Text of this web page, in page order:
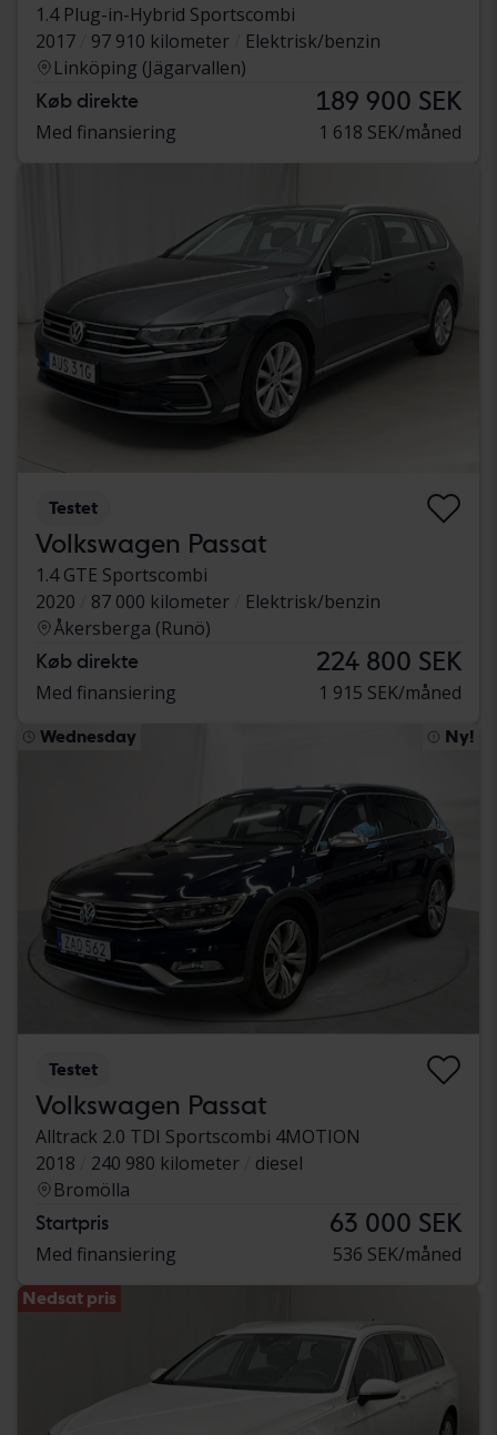
1.4 Plug-in-Hybrid Sportscombi
2017
97 910 kilometer
Elektrisk/benzin
Linköping (Jägarvallen)
Køb direkte 189 900 SEK
Med finansiering 1 618 SEK/måned
Testet
Volkswagen Passat
1.4 GTE Sportscombi
2020
87 000 kilometer
Elektrisk/benzin
Åkersberga (Runö)
Køb direkte 224 800 SEK
Med finansiering 1 915 SEK/måned
Wednesday Ny!
Testet
Volkswagen Passat
Alltrack 2.0 TDI Sportscombi 4MOTION
2018
240 980 kilometer
diesel
Bromölla
Startpris 63 000 SEK
Med finansiering 536 SEK/måned
Nedsat pris